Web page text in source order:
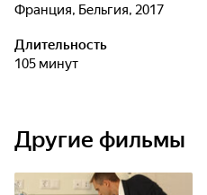
Франция, Бельгия, 2017
Длительность
105 минут
Другие фильмы